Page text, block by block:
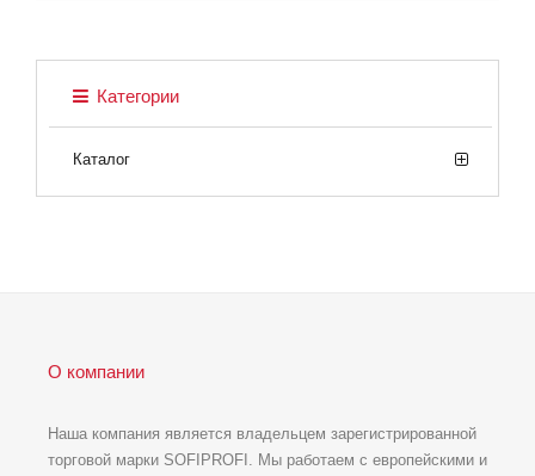
Категории
Каталог
О компании
Наша компания является владельцем зарегистрированной
торговой марки SOFIPROFI. Мы работаем с европейскими и